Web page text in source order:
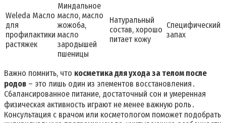
Weleda Масло
для
профилактики
растяжек
Миндальное
масло, масло
жожоба,
масло
зародышей
пшеницы
Натуральный
состав, хорошо
питает кожу
Специфический
запах
Важно помнить, что косметика для ухода за телом после
родов – это лишь один из элементов восстановления․
Сбалансированное питание, достаточный сон и умеренная
физическая активность играют не менее важную роль․
Консультация с врачом или косметологом поможет подобрать